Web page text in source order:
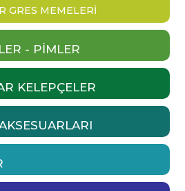
GRES MEMELERI
- PIMLER
KELEPÇELER